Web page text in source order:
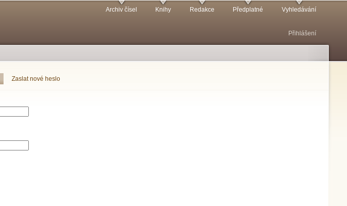
Archiv čísel Knihy Redakce Předplatné Vyhledávání
Přihlášení
(aktivní záložka)
Zaslat nové heslo